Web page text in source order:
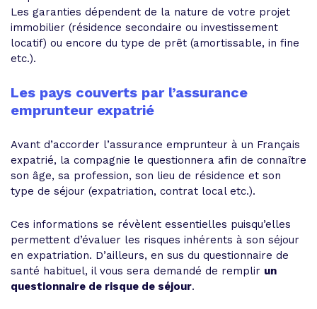
Les garanties dépendent de la nature de votre projet
immobilier (résidence secondaire ou investissement
locatif) ou encore du type de prêt (amortissable, in fine
etc.).
Les pays couverts par l’assurance
emprunteur expatrié
Avant d’accorder l’assurance emprunteur à un Français
expatrié, la compagnie le questionnera afin de connaître
son âge, sa profession, son lieu de résidence et son
type de séjour (expatriation, contrat local etc.).
Ces informations se révèlent essentielles puisqu’elles
permettent d’évaluer les risques inhérents à son séjour
en expatriation. D’ailleurs, en sus du questionnaire de
santé habituel, il vous sera demandé de remplir un
questionnaire de risque de séjour.